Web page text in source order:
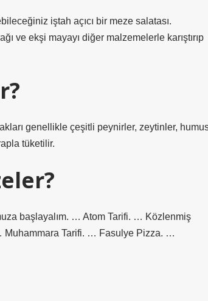
iştah açıcı bir meze salatası.
ve ekşi mayayı diğer malzemelerle karıştırıp
genellikle çeşitli peynirler, zeytinler,
tüketilir.
başlayalım. … Atom Tarifi. … Közlenmiş
Muhammara Tarifi. … Fasulye Pizza. …